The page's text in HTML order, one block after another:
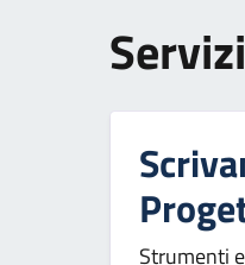
Strumenti